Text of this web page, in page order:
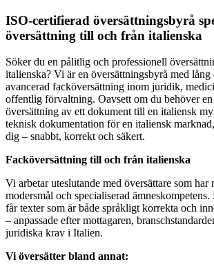
ISO-certifierad översättningsbyrå
översättning till och från italienska
Söker du en pålitlig och professionell
italienska? Vi är en översättningsbyrå med lång
avancerad facköversättning inom juridik,
offentlig förvaltning. Oavsett om du behöver en
översättning av ett dokument till en italiensk
teknisk dokumentation för en italiensk
dig – snabbt, korrekt och säkert.
Facköversättning till och från italienska
Vi arbetar uteslutande med översättare som har
modersmål och specialiserad
får texter som är både språkligt korrekta och
– anpassade efter mottagaren,
juridiska krav i Italien.
Vi översätter bland annat: